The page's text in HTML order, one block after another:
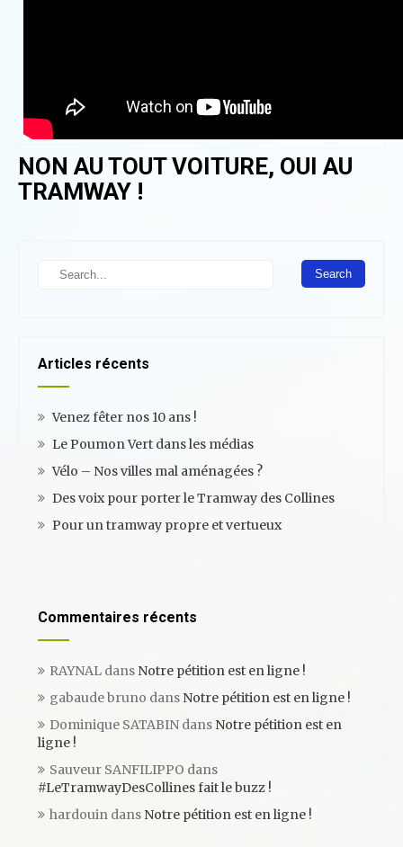
NON AU TOUT VOITURE, OUI AU
TRAMWAY !
h
Articles récents
Venez fêter nos 10 ans !
Le Poumon Vert dans les médias
Vélo – Nos villes mal aménagées ?
Des voix pour porter le Tramway des Collines
Pour un tramway propre et vertueux
Commentaires récents
RAYNAL dans Notre pétition est en ligne !
gabaude bruno dans Notre pétition est en ligne !
Dominique SATABIN dans Notre pétition est en
ligne !
Sauveur SANFILIPPO dans
#LeTramwayDesCollines fait le buzz !
hardouin dans Notre pétition est en ligne !